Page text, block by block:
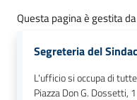
Questa pagina è gestita da
Segreteria del
L'ufficio si occupa di
Piazza Don G. Dossetti, 1